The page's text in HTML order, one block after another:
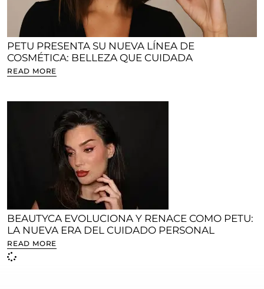
PETU PRESENTA SU NUEVA LÍNEA DE
COSMÉTICA: BELLEZA QUE CUIDADA
READ MORE
BEAUTYCA EVOLUCIONA Y RENACE COMO PETU:
LA NUEVA ERA DEL CUIDADO PERSONAL
READ MORE